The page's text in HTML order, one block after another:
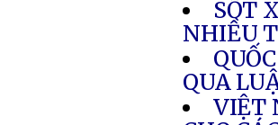
SỐT
NHIỀU
QUA
VIỆT